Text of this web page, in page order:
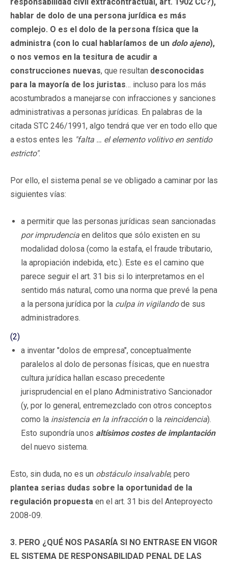
hablar de dolo de una persona jurídica es más
complejo. O es el dolo de la persona física que la
administra (con lo cual hablaríamos de un dolo ajeno),
o nos vemos en la tesitura de acudir a
construcciones nuevas, que resultan desconocidas
para la mayoría de los juristas… incluso para los más
acostumbrados a manejarse con infracciones y sanciones
administrativas a personas jurídicas. En palabras de la
citada STC 246/1991, algo tendrá que ver en todo ello que
a estos entes les "falta … el elemento volitivo en sentido
estricto".
Por ello, el sistema penal se ve obligado a caminar por las
siguientes vías:
a permitir que las personas jurídicas sean sancionadas
por imprudencia en delitos que sólo existen en su
modalidad dolosa (como la estafa, el fraude tributario,
la apropiación indebida, etc.). Este es el camino que
parece seguir el art. 31 bis si lo interpretamos en el
sentido más natural, como una norma que prevé la pena
a la persona jurídica por la culpa in vigilandode sus
administradores.
(2)
a inventar "dolos de empresa", conceptualmente
paralelos al dolo de personas físicas, que en nuestra
cultura jurídica hallan escaso precedente
jurisprudencial en el plano Administrativo Sancionador
(y, por lo general, entremezclado con otros conceptos
como la insistencia en la infraccióno la reincidencia).
Esto supondría unos altísimos costes de implantación
del nuevo sistema.
Esto, sin duda, no es un obstáculo insalvable; pero
plantea serias dudas sobre la oportunidad de la
regulación propuesta en el art. 31 bis del Anteproyecto
2008-09.
3. PERO ¿QUÉ NOS PASARÍA SI NO ENTRASE EN VIGOR
EL SISTEMA DE RESPONSABILIDAD PENAL DE LAS